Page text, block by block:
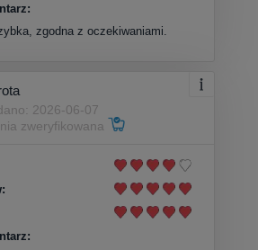
zgodna z oczekiwaniami.
2026-06-07
zweryfikowana